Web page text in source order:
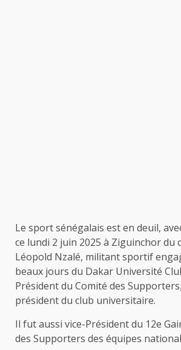
Le sport sénégalais est en deuil,
ce lundi 2 juin 2025 à Ziguinchor du
Léopold Nzalé, militant sportif
beaux jours du Dakar Université
Président du Comité des
président du club universitaire.
Il fut aussi vice-Président du 12e
des Supporters des équipes